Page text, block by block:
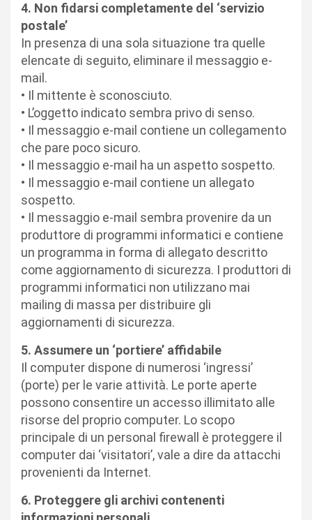
4. Non fidarsi completamente del ‘servizio
postale’
In presenza di una sola situazione tra quelle
elencate di seguito, eliminare il messaggio e-
mail.
• Il mittente è sconosciuto.
• L’oggetto indicato sembra privo di senso.
• Il messaggio e-mail contiene un collegamento
che pare poco sicuro.
• Il messaggio e-mail ha un aspetto sospetto.
• Il messaggio e-mail contiene un allegato
sospetto.
• Il messaggio e-mail sembra provenire da un
produttore di programmi informatici e contiene
un programma in forma di allegato descritto
come aggiornamento di sicurezza. I produttori di
programmi informatici non utilizzano mai
mailing di massa per distribuire gli
aggiornamenti di sicurezza.
5. Assumere un ‘portiere’ affidabile
Il computer dispone di numerosi ‘ingressi’
(porte) per le varie attività. Le porte aperte
possono consentire un accesso illimitato alle
risorse del proprio computer. Lo scopo
principale di un personal firewall è proteggere il
computer dai ‘visitatori’, vale a dire da attacchi
provenienti da Internet.
6. Proteggere gli archivi contenenti